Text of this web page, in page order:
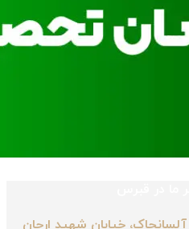
خیابان شهید ارجان